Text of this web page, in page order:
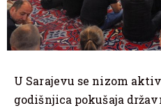
U Sarajevu se nizom
godišnjica pokušaja